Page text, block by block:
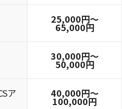
25,000円〜
65,000円
30,000円～
50,000円
ア 40,000円～
100,000円